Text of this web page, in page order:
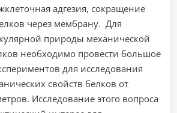
адгезия, сокращение
через мембрану. Для
природы механической
необходимо провести большое
для исследования
свойств белков от
Исследование этого вопроса